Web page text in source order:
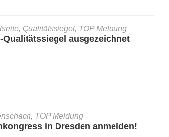
Qualitätssiegel, TOP Meldung
Qualitätssiegel ausgezeichnet
TOP Meldung
in Dresden anmelden!